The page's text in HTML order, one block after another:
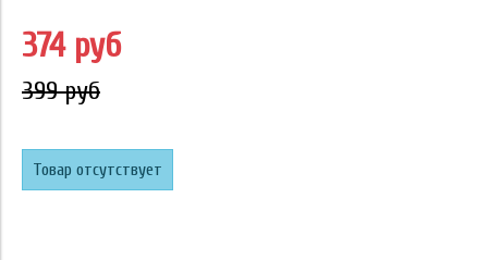
374 руб
399 руб
Товар отсутствует